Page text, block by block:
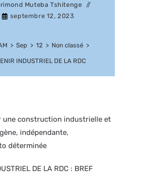
Muteba Tshitenge
septembre 12, 2023
> Sep > 12 > Non classé >
INDUSTRIEL DE LA RDC
une construction industrielle et
indépendante,
déterminée
DE LA RDC : BREF